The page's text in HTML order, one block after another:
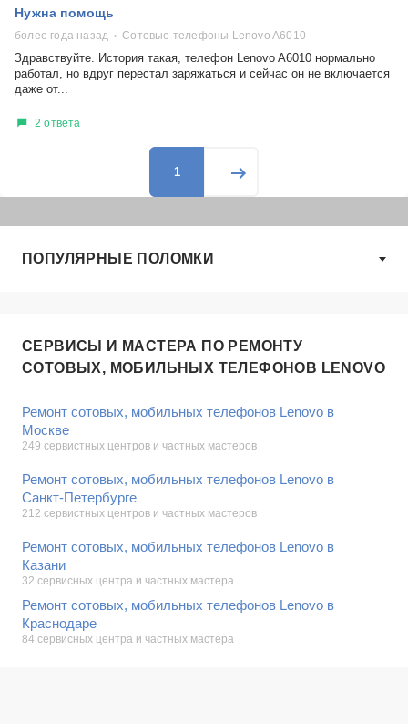
Нужна помощь
более года назад Сотовые телефоны Lenovo A6010
Здравствуйте. История такая, телефон Lenovo A6010 нормально
работал, но вдруг перестал заряжаться и сейчас он не включается
даже от...
2 ответа
1
ПОПУЛЯРНЫЕ ПОЛОМКИ
СЕРВИСЫ И МАСТЕРА ПО РЕМОНТУ
СОТОВЫХ, МОБИЛЬНЫХ ТЕЛЕФОНОВ LENOVO
Ремонт сотовых, мобильных телефонов Lenovo в
Москве
249 сервистных центров и частных мастеров
Ремонт сотовых, мобильных телефонов Lenovo в
Санкт-Петербурге
212 сервистных центров и частных мастеров
Ремонт сотовых, мобильных телефонов Lenovo в
Казани
32 сервисных центра и частных мастера
Ремонт сотовых, мобильных телефонов Lenovo в
Краснодаре
84 сервисных центра и частных мастера